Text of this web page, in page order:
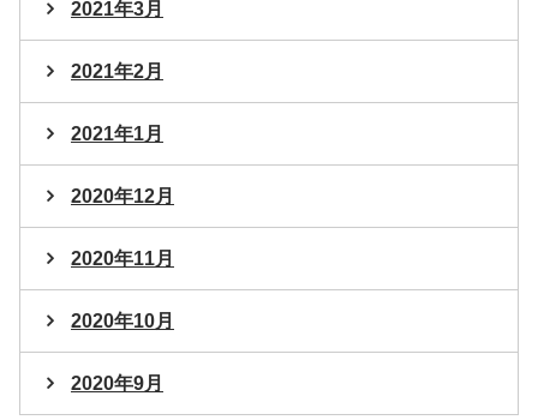
2021年3月
2021年2月
2021年1月
2020年12月
2020年11月
2020年10月
2020年9月